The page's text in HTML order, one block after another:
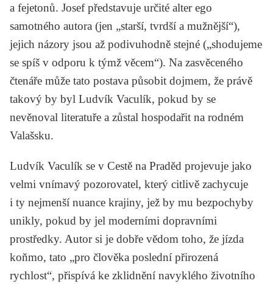
a fejetonů. Josef představuje určité alter ego
samotného autora (jen „starší, tvrdší a mužnější“),
jejich názory jsou až podivuhodně stejné („shodujeme
se spíš v odporu k týmž věcem“). Na zasvěceného
čtenáře může tato postava působit dojmem, že právě
takový by byl Ludvík Vaculík, pokud by se
nevěnoval literatuře a zůstal hospodařit na rodném
Valašsku.
Ludvík Vaculík se v Cestě na Praděd projevuje jako
velmi vnímavý pozorovatel, který citlivě zachycuje
i ty nejmenší nuance krajiny, jež by mu bezpochyby
unikly, pokud by jel moderními dopravními
prostředky. Autor si je dobře vědom toho, že jízda
koňmo, tato „pro člověka poslední přirozená
rychlost“, přispívá ke zklidnění navyklého životního